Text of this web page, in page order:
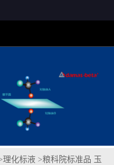
理化标液 >粮科院标准品 玉